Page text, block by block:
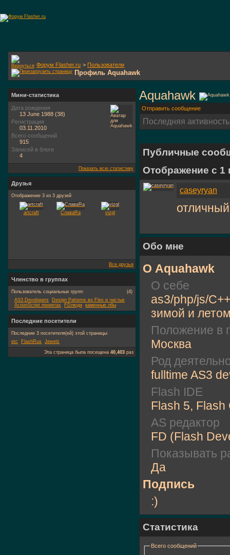
Форум Flasher.ru > Пользователи
Профиль Aquahawk
Aquahawk
Отправить сообщение
Последняя
Публичные
Отображение с 1
caseyryan
Обо мне
О Aquahawk
О себе
as3/php/js/
зимой и
Положение в
Москва
Род
fulltime AS3
Flash IDE
Flash 5, Flash
AS редактор
FD (Flash
Показывать
Да
Подпись
:)
Статистика
Всего сообщений
Мини-статистика
Дата рождения
13 June 1988 (38)
Регистрация
03.11.2010
Всего сообщений
915
Записей в блоге
4
Показать всю статистику
Друзья
Отображение 3 из 3 друзей
artcraft СлаваRa vizgl
Все друзья
Членство в группах
(4)
Пользователь социальных групп:
AS3 Developers
Design Patterns во Flex и чистых
ActionScript проектах
FDлюди каменные лбы
Последние посетители
Последние 3 посетителя(ей) этой страницы:
etc
FlashRus Jewelz
Эта страница была посещена 40,403 раз